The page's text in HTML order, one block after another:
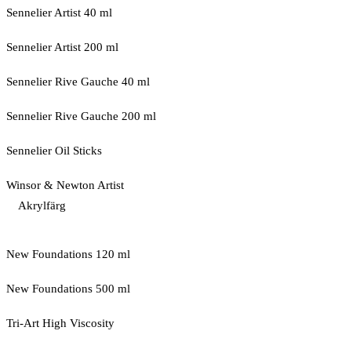
Sennelier Artist 40 ml
Sennelier Artist 200 ml
Sennelier Rive Gauche 40 ml
Sennelier Rive Gauche 200 ml
Sennelier Oil Sticks
Winsor & Newton Artist
Akrylfärg
New Foundations 120 ml
New Foundations 500 ml
Tri-Art High Viscosity